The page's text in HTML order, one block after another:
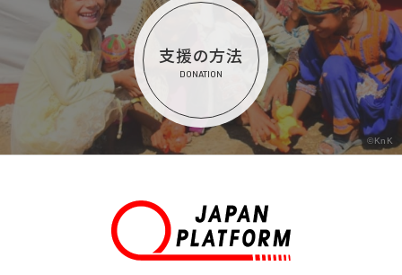
支援の方法
DONATION
©KnK